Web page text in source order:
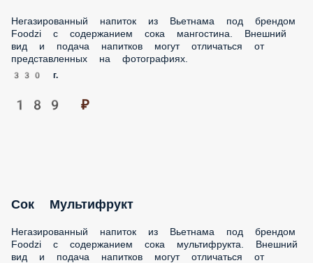
с содержанием сока мангостина. Внешний вид и подача
напитков могут отличаться от представленных на
фотографиях.
330 г.
с содержанием сока мультифрукта. Внешний вид и подача
напитков могут отличаться от представленных на
фотографиях.